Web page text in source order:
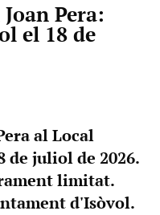
Pera:
el 18 de
al Local
de juliol de 2026.
limitat.
d'Isòvol.